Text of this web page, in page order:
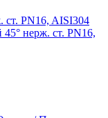
нерж. ст. PN16,